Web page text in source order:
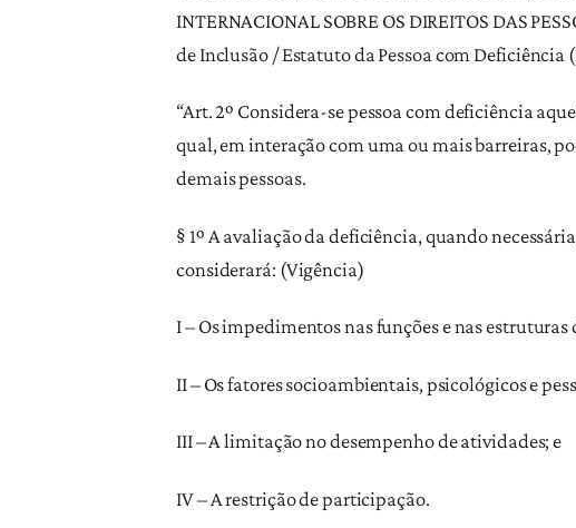
INTERNACIONAL SOBRE OS DIREITOS DAS
de Inclusão / Estatuto da Pessoa com Deficiência
“Art. 2º Considera-se pessoa com deficiência
qual, em interação com uma ou mais barreiras,
demais pessoas.
§ 1º A avaliação da deficiência, quando
considerará: (Vigência)
I – Os impedimentos nas funções e nas estruturas
II – Os fatores socioambientais, psicológicos e
III – A limitação no desempenho de atividades; e
IV – A restrição de participação.